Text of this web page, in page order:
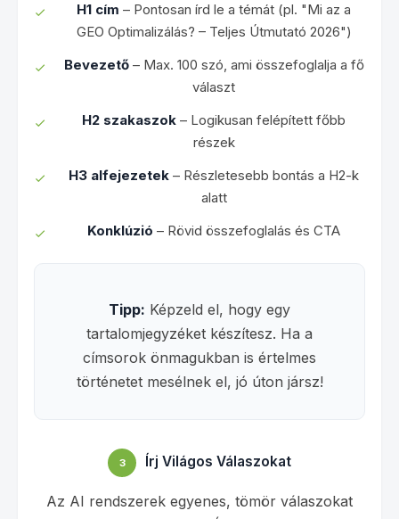
H1 cím – Pontosan írd le a témát (pl. "Mi az a
GEO Optimalizálás? – Teljes Útmutató 2026")
Bevezető– Max. 100 szó, ami összefoglalja a fő
választ
H2 szakaszok – Logikusan felépített főbb
részek
H3 alfejezetek – Részletesebb bontás a H2-k
alatt
Konklúzió – Rövid összefoglalás és CTA
Tipp: Képzeld el, hogy egy
tartalomjegyzéket készítesz. Ha a
címsorok önmagukban is értelmes
történetet mesélnek el, jó úton jársz!
3 Írj Világos Válaszokat
Az AI rendszerek egyenes, tömör válaszokat